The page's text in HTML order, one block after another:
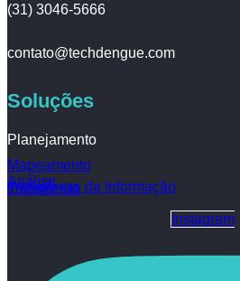
(31) 3046-5666
contato@techdengue.com
Soluções
Planejamento
Mapeamento
Análise
Tratamento
Inteligência da Informação
Instagram